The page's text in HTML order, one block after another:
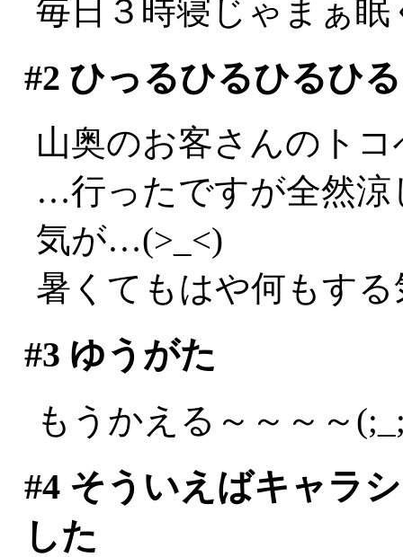
毎日３時寝じゃまぁ
#2 ひっるひるひるひる
山奥のお客さんのトコ
…行ったですが全然涼
気が…(>_<)
暑くてもはや何もす
#3 ゆうがた
もうかえる～～～～
#4そういえばキャラ
した